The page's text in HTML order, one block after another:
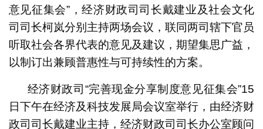
意见征集会”，经济财政司司长戴建业及社会文化
司司长柯岚分别主持两场会议，联同两司辖下官员
听取社会各界代表的意见及建议，期望集思广益，
以制订出兼顾普惠性与可持续性的方案。
经济财政司“完善现金分享制度意见征集会”15
日下午在经济及科技发展局会议室举行，由经济财
政司司长戴建业主持，经济财政司司长办公室顾问